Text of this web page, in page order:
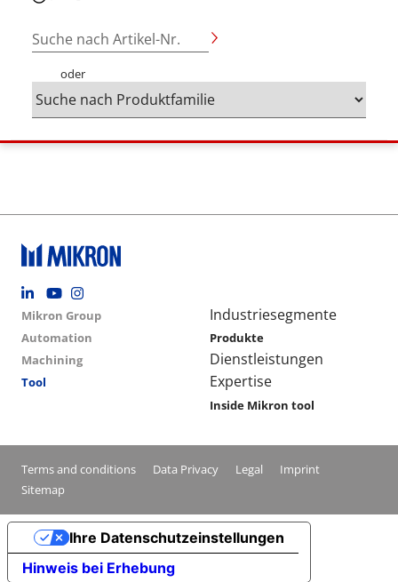
Suche nach Artikel-Nr.
oder
Footer social
Group menu
Mikron Group
Automation
Machining
Tool
Main navigation
Industriesegmente
Produkte
Dienstleistungen
Expertise
Inside Mikron tool
Conditions footer menu
Terms and conditions Data Privacy Legal
Imprint
Sitemap
Hinweis bei Erhebung
Ihre Datenschutzeinstellungen